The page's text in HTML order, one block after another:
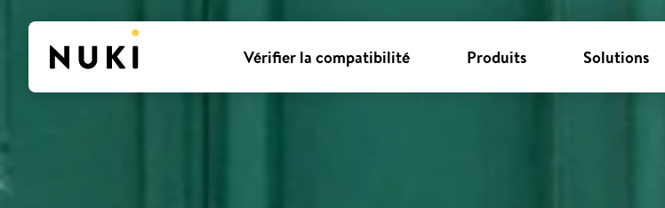
Vérifier la compatibilité Produits Solutions